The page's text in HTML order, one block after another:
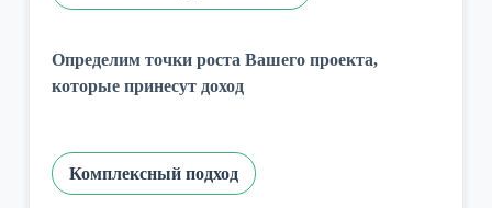
Определим точки роста Вашего проекта,
которые принесут доход
Комплексный подход